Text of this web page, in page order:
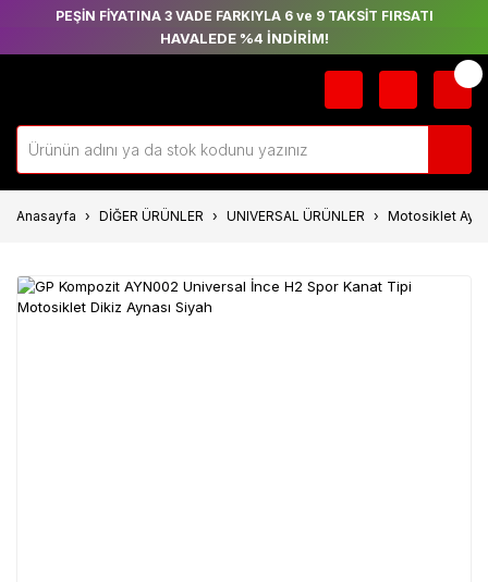
PEŞİN FİYATINA 3 VADE FARKIYLA 6 ve 9 TAKSİT FIRSATI
HAVALEDE %4 İNDİRİM!
Anasayfa DİĞER ÜRÜNLER UNIVERSAL ÜRÜNLER Motosiklet